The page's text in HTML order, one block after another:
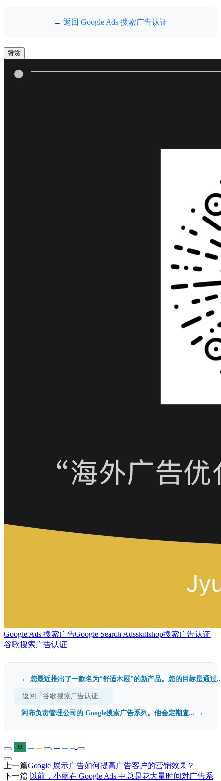
← 返回 Google Ads 搜索广告认证
赞赏
Google Ads 搜索广告Google Search Adsskillshop搜索广告认证
谷歌搜索广告认证
← 您最近推出了一款名为“舒适木屐”的新产品。您的目标是通过
返回「谷歌搜索广告认证」
阿布负责管理公司的 Google搜索广告系列。他会定期查... →
豆
上一篇Google 展示广告如何提高广告客户的营销效果？
下一篇 以前，小丽在 Google Ads 中总是花大量时间对广告系